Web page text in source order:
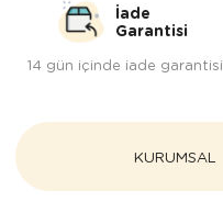
İade
Garantisi
14 gün içinde iade garantisi
KURUMSAL